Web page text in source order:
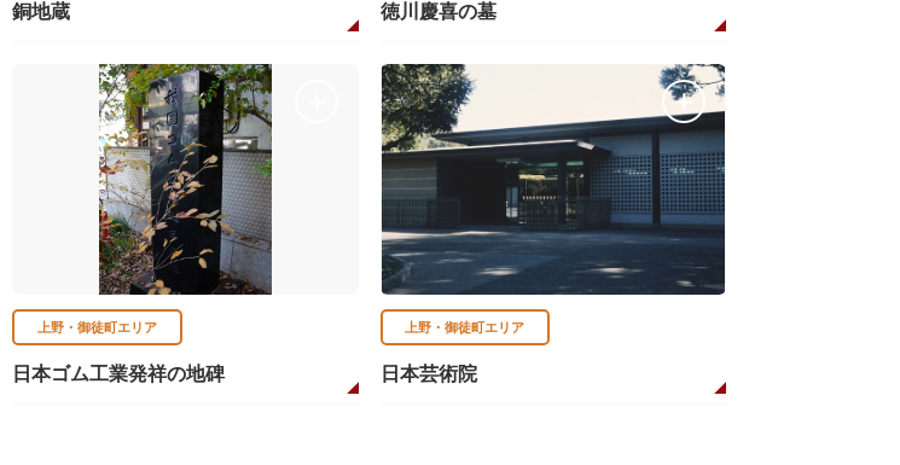
銅地蔵 徳川慶喜の墓
上野・御徒町エリア
日本ゴム工業発祥の地碑
上野・御徒町エリア
日本芸術院